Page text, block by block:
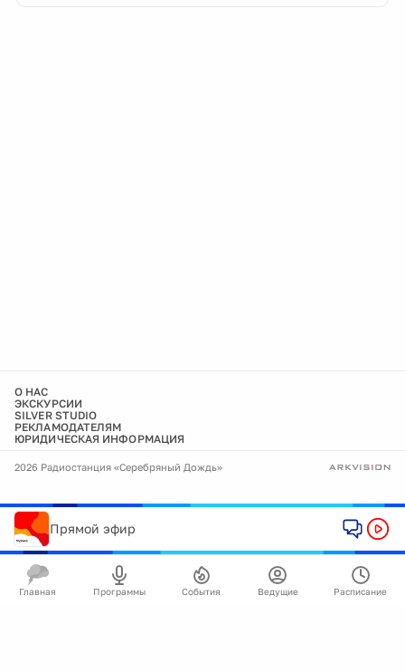
О НАС
ЭКСКУРСИИ
SILVER STUDIO
РЕКЛАМОДАТЕЛЯМ
ЮРИДИЧЕСКАЯ ИНФОРМАЦИЯ
2026 Радиостанция «Серебряный Дождь»
Прямой эфир
Главная Программы События Ведущие Расписание